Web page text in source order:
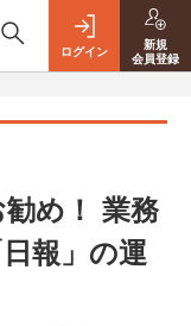
ログイン
新規
会員登録
め！ 業務
報」の運